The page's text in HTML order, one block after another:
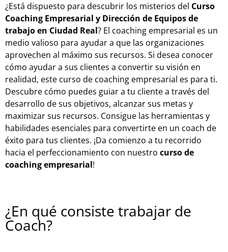
¿Está dispuesto para descubrir los misterios del Curso
Coaching Empresarial y Dirección de Equipos de
trabajo en Ciudad Real? El coaching empresarial es un
medio valioso para ayudar a que las organizaciones
aprovechen al máximo sus recursos. Si desea conocer
cómo ayudar a sus clientes a convertir su visión en
realidad, este curso de coaching empresarial es para ti.
Descubre cómo puedes guiar a tu cliente a través del
desarrollo de sus objetivos, alcanzar sus metas y
maximizar sus recursos. Consigue las herramientas y
habilidades esenciales para convertirte en un coach de
éxito para tus clientes. ¡Da comienzo a tu recorrido
hacia el perfeccionamiento con nuestro curso de
coaching empresarial!
¿En qué consiste trabajar de
Coach?